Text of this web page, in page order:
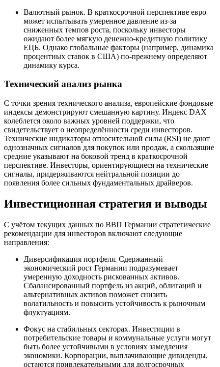
Валютный рынок. В краткосрочной перспективе евро
может испытывать умеренное давление из-за
сниженных темпов роста, поскольку инвесторы
ожидают более мягкую денежно-кредитную политику
ЕЦБ. Однако глобальные факторы (например, динамика
процентных ставок в США) по-прежнему определяют
динамику курса.
Технический анализ рынка
С точки зрения технического анализа, европейские фондовые
индексы демонстрируют смешанную картину. Индекс DAX
колеблется около важных уровней поддержки, что
свидетельствует о неопределённости среди инвесторов.
Технические индикаторы относительной силы (RSI) не дают
однозначных сигналов для покупок или продаж, а скользящие
средние указывают на боковой тренд в краткосрочной
перспективе. Инвесторы, ориентирующиеся на технические
сигналы, придерживаются нейтральной позиции до
появления более сильных фундаментальных драйверов.
Инвестиционная стратегия и выводы
С учётом текущих данных по ВВП Германии стратегические
рекомендации для инвесторов включают следующие
направления:
Диверсификация портфеля. Сдержанный
экономический рост Германии подразумевает
умеренную доходность рискованных активов.
Сбалансированный портфель из акций, облигаций и
альтернативных активов поможет снизить
волатильность и повысить устойчивость к рыночным
флуктуациям.
Фокус на стабильных секторах. Инвестиции в
потребительские товары и коммунальные услуги могут
быть более устойчивыми в условиях замедления
экономики. Корпорации, выплачивающие дивиденды,
остаются привлекательными для долгосрочных